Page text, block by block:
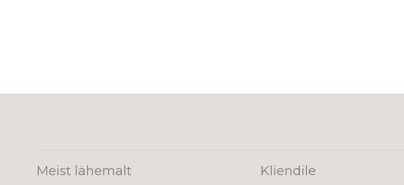
Meist lähemalt Kliendile